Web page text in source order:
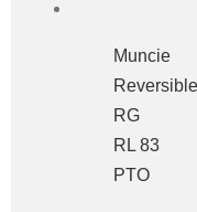
Muncie
Reversible
RG
RL 83
PTO